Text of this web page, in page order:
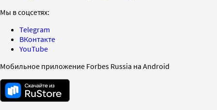
Мы в соцсетях:
Telegram
ВКонтакте
YouTube
Мобильное приложение Forbes Russia на Android